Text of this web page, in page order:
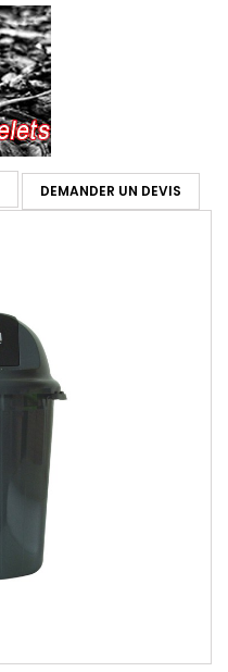
DEMANDER UN DEVIS